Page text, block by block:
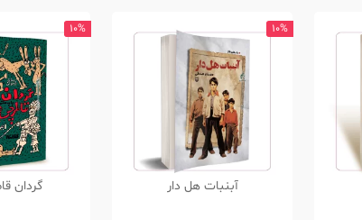
10%
آبنبات هل دار
10%
گردان